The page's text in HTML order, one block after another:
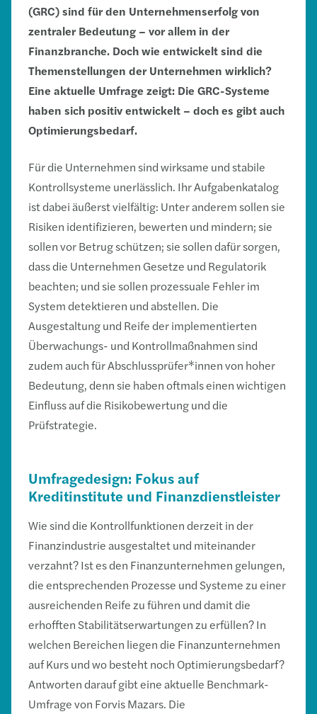
(GRC) sind für den Unternehmenserfolg von
zentraler Bedeutung – vor allem in der
Finanzbranche. Doch wie entwickelt sind die
Themenstellungen der Unternehmen wirklich?
Eine aktuelle Umfrage zeigt: Die GRC-Systeme
haben sich positiv entwickelt – doch es gibt auch
Optimierungsbedarf.
Für die Unternehmen sind wirksame und stabile
Kontrollsysteme unerlässlich. Ihr Aufgabenkatalog
ist dabei äußerst vielfältig: Unter anderem sollen sie
Risiken identifizieren, bewerten und mindern; sie
sollen vor Betrug schützen; sie sollen dafür sorgen,
dass die Unternehmen Gesetze und Regulatorik
beachten; und sie sollen prozessuale Fehler im
System detektieren und abstellen. Die
Ausgestaltung und Reife der implementierten
Überwachungs- und Kontrollmaßnahmen sind
zudem auch für Abschlussprüfer*innen von hoher
Bedeutung, denn sie haben oftmals einen wichtigen
Einfluss auf die Risikobewertung und die
Prüfstrategie.
Umfragedesign: Fokus auf
Kreditinstitute und Finanzdienstleister
Wie sind die Kontrollfunktionen derzeit in der
Finanzindustrie ausgestaltet und miteinander
verzahnt? Ist es den Finanzunternehmen gelungen,
die entsprechenden Prozesse und Systeme zu einer
ausreichenden Reife zu führen und damit die
erhofften Stabilitätserwartungen zu erfüllen? In
welchen Bereichen liegen die Finanzunternehmen
auf Kurs und wo besteht noch Optimierungsbedarf?
Antworten darauf gibt eine aktuelle Benchmark-
Umfrage von Forvis Mazars. Die